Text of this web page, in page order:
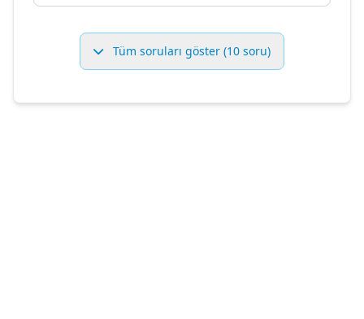
Tüm soruları göster (10 soru)